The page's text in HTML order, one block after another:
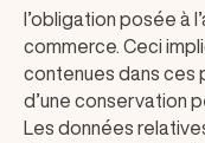
l’obligation posée à
commerce. Ceci
contenues dans ces
d’une conservation
Les données